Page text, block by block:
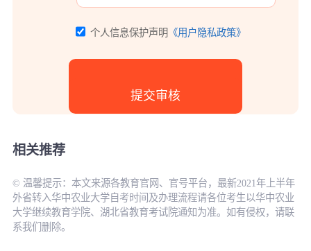
个人信息保护声明 《用户隐私政策》
相关推荐
© 温馨提示：本文来源各教育官网、官号平台，最新2021年上半年
外省转入华中农业大学自考时间及办理流程请各位考生以华中农业
大学继续教育学院、湖北省教育考试院通知为准。如有侵权，请联
系我们删除。